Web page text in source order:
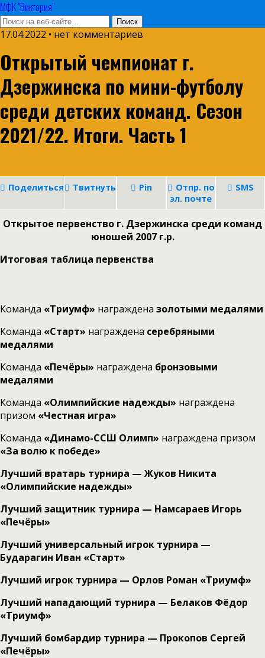
МФК "Виктория"
17.04.2022 • нет комментариев
Открытый чемпионат г.
Дзержинска по мини-футболу
среди детских команд. Сезон
2021/22. Итоги. Часть 1
Поделиться Твитнуть Pin
Отпр. по
эл. почте
SMS
Открытое первенство г. Дзержинска среди команд
юношей 2007 г.р.
Итоговая таблица первенства
Команда «Триумф» награждена золотыми медалями
Команда «Старт» награждена серебряными
медалями
Команда «Печёры» награждена бронзовыми
медалями
Команда «Олимпийские надежды» награждена
призом «Честная игра»
Команда «Динамо-ССШ Олимп» награждена призом
«За волю к победе»
Лучший вратарь турнира — Жуков Никита
«Олимпийские надежды»
Лучший защитник турнира — Намсараев Игорь
«Печёры»
Лучший универсальный игрок турнира —
Бударагин Иван «Старт»
Лучший игрок турнира — Орлов Роман «Триумф»
Лучший нападающий турнира — Белаков Фёдор
«Триумф»
Лучший бомбардир турнира — Прокопов Сергей
«Печёры»